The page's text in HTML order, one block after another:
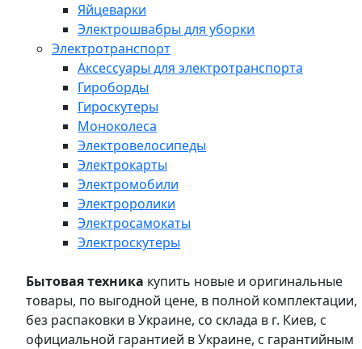
Яйцеварки
Электрошвабры для уборки
Электротранспорт
Аксессуары для электротранспорта
Гироборды
Гироскутеры
Моноколеса
Электровелосипеды
Электрокарты
Электромобили
Электроролики
Электросамокаты
Электроскутеры
Бытовая техника купить новые и оригинальные
товары, по выгодной цене, в полной комплектации,
без распаковки в Украине, со склада в г. Киев, с
официальной гарантией в Украине, с гарантийным